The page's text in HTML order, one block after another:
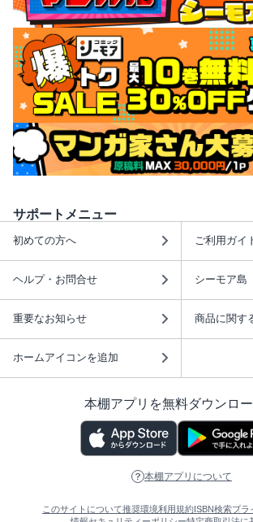
サポートメニュー
初めての方へ ご利用ガイ
ヘルプ・お問合せ シーモア島
重要なお知らせ 商品に関す
ホームアイコンを追加
本棚アプリを無料ダウンロー
本棚アプリについて
このサイトについて推奨環境利用規約 ISBN検索プラ